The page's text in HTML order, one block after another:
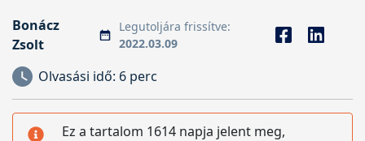
Bonácz
Zsolt
Legutoljára frissítve:
2022.03.09
Olvasási idő: 6 perc
Ez a tartalom 1614 napja jelent meg,